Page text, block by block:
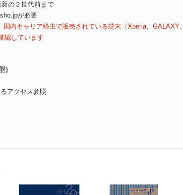
の２世代前まで
が必要
内キャリア経由で販売されている端末（Xperia、GALAXY、
認しています
）
アクセス参照